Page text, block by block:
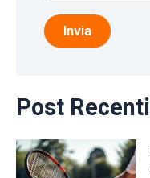
Invia
Post Recenti